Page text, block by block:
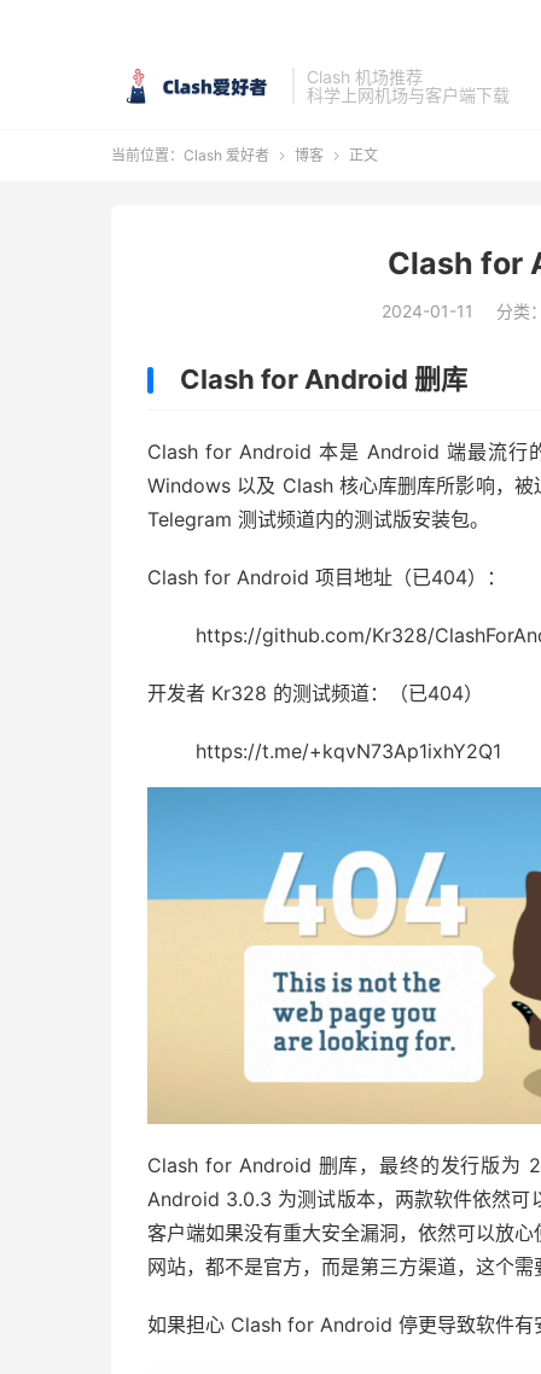
Clash 机场推荐
科学上网机场与客户端下载
当前位置： Clash 爱好者  博客  正文
Clash for
2024-01-11 分类
Clash for Android 删库
Clash for Android 本是 Android 端最流行
Windows 以及 Clash 核心库删库所影响，
Telegram 测试频道内的测试版安装包。
Clash for Android 项目地址（已404）：
https://github.com/Kr328/
开发者 Kr328 的测试频道：（已404）
https://t.me/+kqvN73Ap1ixhY2Q1
Clash for Android 删库，最终的发行版为
Android 3.0.3 为测试版本，两款软件依然可
客户端如果没有重大安全漏洞，依然可以放
网站，都不是官方，而是第三方渠道，这个需
如果担心 Clash for Android 停更导致软件有